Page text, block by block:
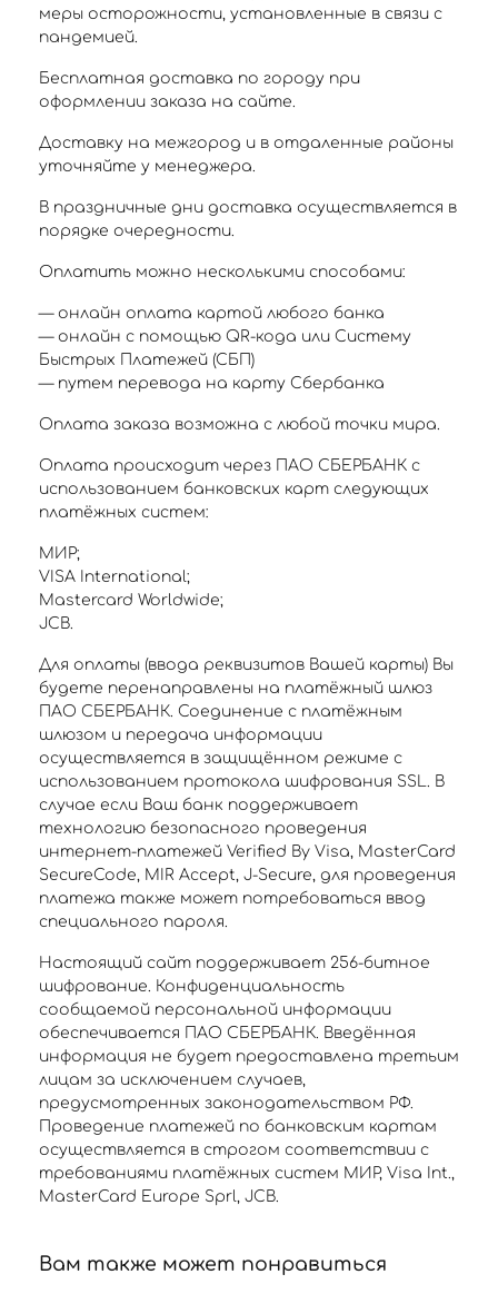
меры осторожности, установленные в связи с
пандемией.
Бесплатная доставка по городу при
оформлении заказа на сайте.
Доставку на межгород и в отдаленные районы
уточняйте у менеджера.
В праздничные дни доставка осуществляется в
порядке очередности.
Оплатить можно несколькими способами:
— онлайн оплата картой любого банка
— онлайн с помощью QR-кода или Систему
Быстрых Платежей (СБП)
— путем перевода на карту Сбербанка
Оплата заказа возможна с любой точки мира.
Оплата происходит через ПАО СБЕРБАНК с
использованием банковских карт следующих
платёжных систем:
МИР;
VISA International;
Mastercard Worldwide;
JCB.
Для оплаты (ввода реквизитов Вашей карты) Вы
будете перенаправлены на платёжный шлюз
ПАО СБЕРБАНК. Соединение с платёжным
шлюзом и передача информации
осуществляется в защищённом режиме с
использованием протокола шифрования SSL. В
случае если Ваш банк поддерживает
технологию безопасного проведения
интернет-платежей Verified By Visa, MasterCard
SecureCode, MIR Accept, J-Secure, для проведения
платежа также может потребоваться ввод
специального пароля.
Настоящий сайт поддерживает 256-битное
шифрование. Конфиденциальность
сообщаемой персональной информации
обеспечивается ПАО СБЕРБАНК. Введённая
информация не будет предоставлена третьим
лицам за исключением случаев,
предусмотренных законодательством РФ.
Проведение платежей по банковским картам
осуществляется в строгом соответствии с
требованиями платёжных систем МИР, Visa Int.,
MasterCard Europe Sprl, JCB.
Вам также может понравиться